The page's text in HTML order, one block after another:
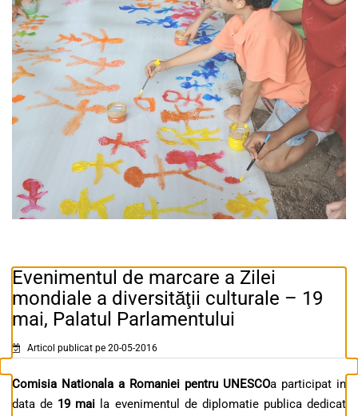
Evenimentul de marcare a Zilei
mondiale a diversităţii culturale – 19
mai, Palatul Parlamentului
Articol publicat pe 20-05-2016
Comisia Nationala a Romaniei pentru UNESCOa participat in
data de 19 mai la evenimentul de diplomatie publica dedicat